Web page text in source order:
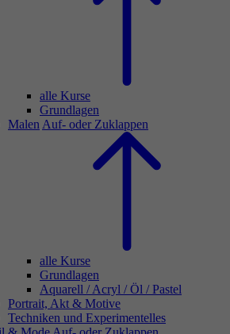
alle Kurse
Grundlagen
Malen Auf- oder Zuklappen
alle Kurse
Grundlagen
Aquarell / Acryl / Öl / Pastel
Portrait, Akt & Motive
Techniken und Experimentelles